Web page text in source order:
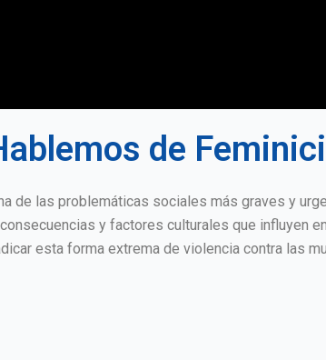
de
de las problemáticas sociales más graves y
y factores culturales que influyen
esta forma extrema de violencia contra las